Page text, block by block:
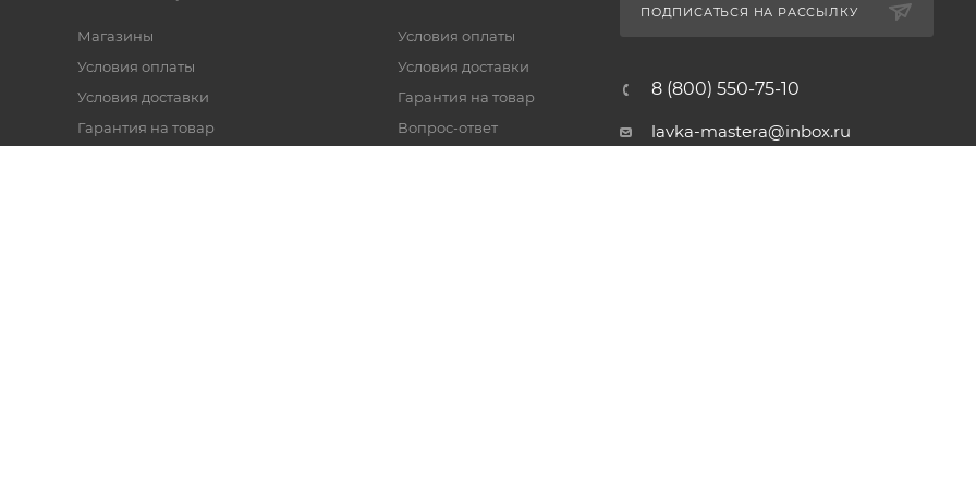
Магазины
Условия оплаты
Условия доставки
Гарантия на товар
Условия оплаты
Условия доставки
Гарантия на товар
Вопрос-ответ
ПОДПИСАТЬСЯ НА РАССЫЛКУ
8 (800) 550-75-10
lavka-mastera@inbox.ru